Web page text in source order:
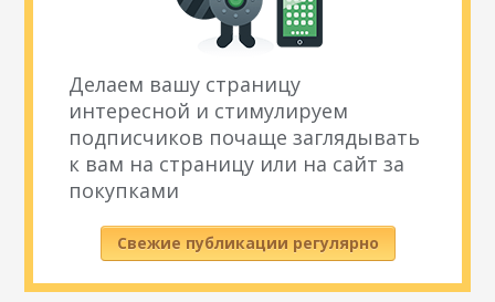
Делаем вашу страницу
интересной и стимулируем
подписчиков почаще заглядывать
к вам на страницу или на сайт за
покупками
Свежие публикации регулярно